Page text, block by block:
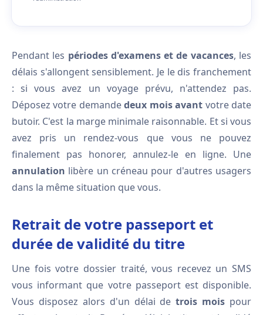
Pendant les périodes d'examens et de vacances, les
délais s'allongent sensiblement. Je le dis franchement
: si vous avez un voyage prévu, n'attendez pas.
Déposez votre demandedeux mois avant votre date
butoir. C'est la marge minimale raisonnable. Et si vous
avez pris un rendez-vous que vous ne pouvez
finalement pas honorer, annulez-le en ligne. Une
annulation libère un créneau pour d'autres usagers
dans la même situation que vous.
Retrait de votre passeport et
durée de validité du titre
Une fois votre dossier traité, vous recevez un SMS
vous informant que votre passeport est disponible.
Vous disposez alors d'un délai detrois mois pour